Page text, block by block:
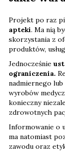
Projekt po raz
apteki. Ma nią
skorzystania z
produktów,
Jednocześnie
ograniczenia.
nadmiernego
wyrobów
konieczny
zdrowotnych
Informowanie o
ma natomiast
zawodu oraz